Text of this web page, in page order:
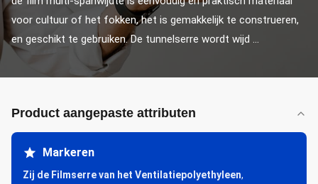
voor cultuur of het fokken, het is gemakkelijk te construeren,
en geschikt te gebruiken. De tunnelserre wordt wijd ...
Product aangepaste attributen
Markeren
Zij de Filmserre van het Ventilatiepolyethyleen,